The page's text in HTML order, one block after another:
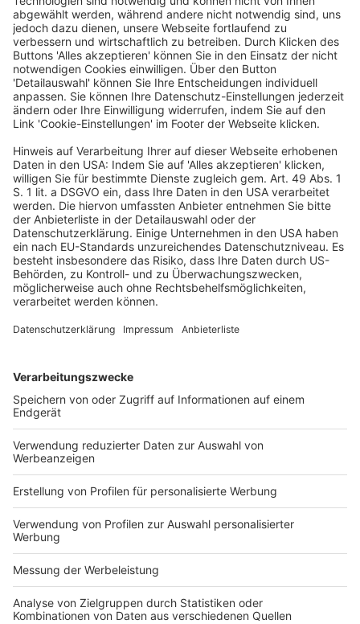
Fallbeispiel aus der Praxis
Ein Beispiel zeigt, wie schwierig die Vereinbarkeit im
realen Leben sein kann. Ein angestellter Rechtsanwalt
macht gegen 18:00 Uhr Feierabend, da am nächsten
Morgen um 8:00 Uhr eine wichtige Verhandlung ansteht.
Nachdem die Kinder im Bett sind, schaut er um 22:00
Uhr noch einmal in sein Postfach und findet dort eine
Stellungnahme der Gegenseite. Im Sinne seiner
Mandantin sollte er die Stellungnahme vor der
Verhandlung bearbeiten, doch um die elf Stunden
Ruhezeit einzuhalten, hätte er dies vor 21:00 Uhr tun
müssen.
So könnte eine Änderung aussehen
Für einige Berufsgruppen, wie leitende Angestellte und
Chefärzte, sieht das
ArbZGAusnahmen vor. Für den
Arbeits- und Ruhezeiten von angestellten Anwält:innen
des
ArbZG, ähnlich dem § 45 der
Wirtschaftsprüferordnung.
Eine Abschaffung des ArbZGkommt für den DAV
hingegen nicht in Betracht. „Das Arbeitszeitgesetz dient
dem Gesundheitsschutz der Arbeitnehmer:innen und sollte
erhalten bleiben. Gleichzeitig bedarf es dringend einer
Überarbeitung, um der Anwaltschaft in aller Gänze
gutzutun“,soDAV-Hauptgeschäftsführerin Dr. Ruge.
Deutscher Anwaltverein 6.2.2026
8-Stunden-Korsett 8-Stunden-Tag
Arbeitszeitgesetz